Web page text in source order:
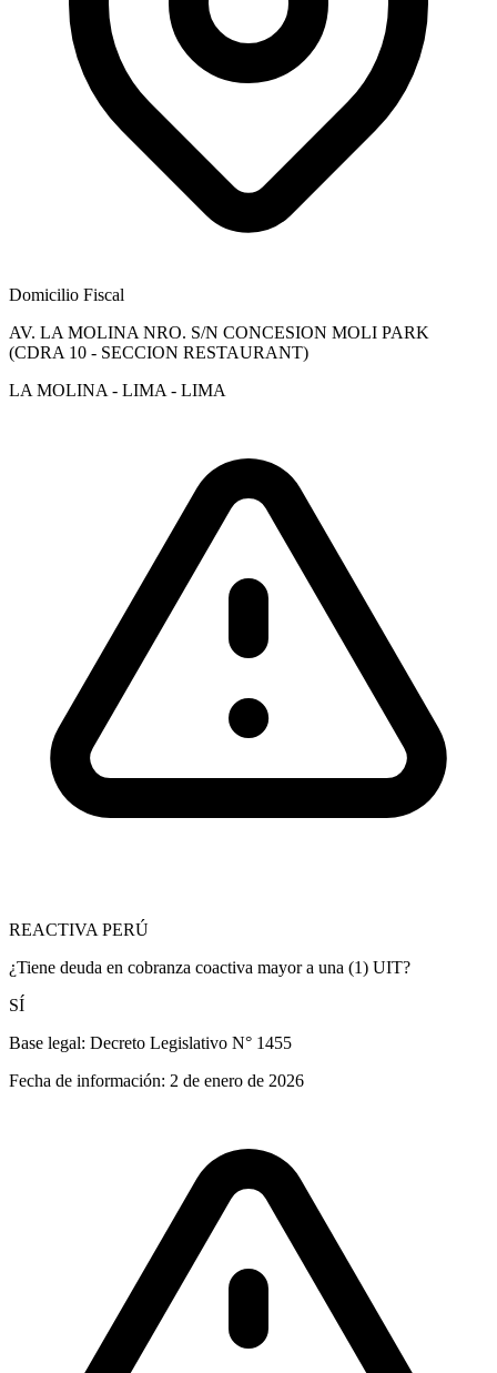
Domicilio Fiscal
AV. LA MOLINA NRO. S/N CONCESION MOLI PARK
(CDRA 10 - SECCION RESTAURANT)
LA MOLINA - LIMA - LIMA
REACTIVA PERÚ
¿Tiene deuda en cobranza coactiva mayor a una (1) UIT?
SÍ
Base legal: Decreto Legislativo N° 1455
Fecha de información: 2 de enero de 2026